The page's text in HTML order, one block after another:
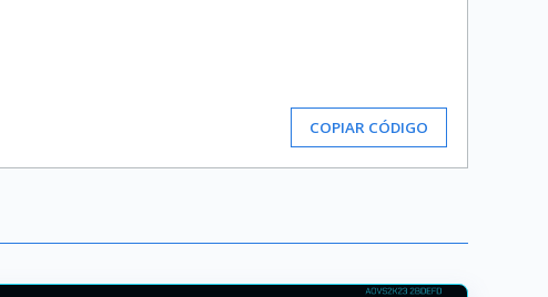
COPIAR CÓDIGO